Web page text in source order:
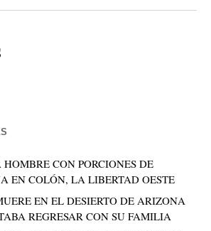
CON PORCIONES DE
EN COLÓN, LA LIBERTAD OESTE
EN EL DESIERTO DE ARIZONA
REGRESAR CON SU FAMILIA